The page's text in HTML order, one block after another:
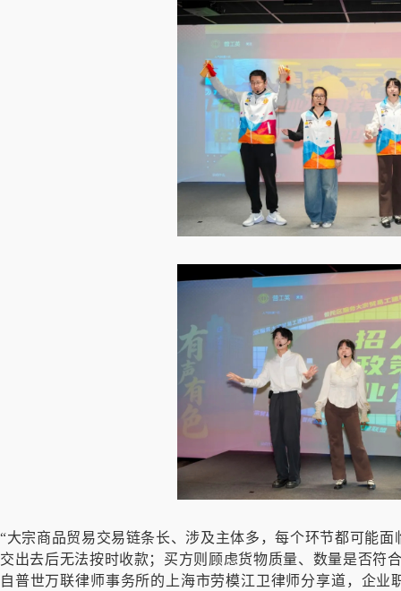
“大宗商品贸易交易链条长、涉及主体多，每个环节都可能
交出去后无法按时收款；买方则顾虑货物质量、数量是否符
自普世万联律师事务所的上海市劳模江卫律师分享道，企